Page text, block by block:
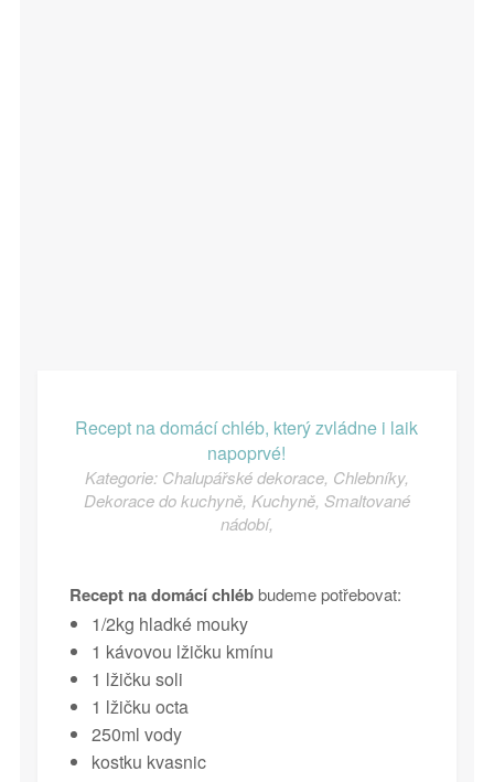
Recept na domácí chléb, který zvládne i laik
napoprvé!
Kategorie: Chalupářské dekorace, Chlebníky,
Dekorace do kuchyně, Kuchyně, Smaltované
nádobí,
Recept na domácí chlébbudeme potřebovat:
1/2kg hladké mouky
1 kávovou lžičku kmínu
1 lžičku soli
1 lžičku octa
250ml vody
kostku kvasnic